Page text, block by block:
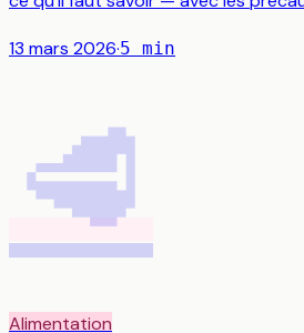
13 mars 2026·5 min
🥩
Alimentation